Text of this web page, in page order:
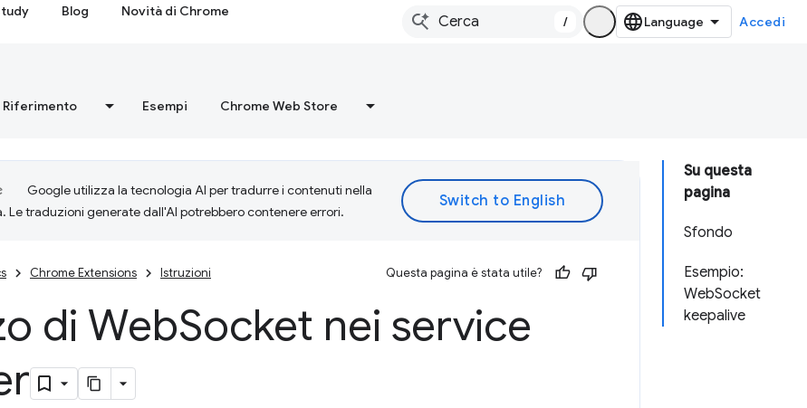
Blog Novità di Chrome
/ Accedi
Riferimento Esempi Chrome Web Store
Su questa
pagina
Sfondo
Esempio:
WebSocket
keepalive
Google utilizza la tecnologia AI per tradurre i contenuti nella
Le traduzioni generate dall'AI potrebbero contenere errori.
Chrome Extensions Istruzioni Questa pagina è stata utile?
di WebSocket nei service